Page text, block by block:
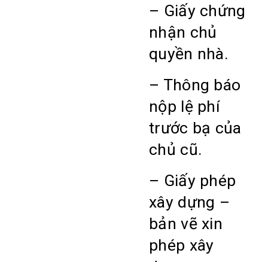
– Giấy chứng
nhận chủ
quyền nhà.
– Thông báo
nộp lệ phí
trước bạ của
chủ cũ.
– Giấy phép
xây dựng –
bản vẽ xin
phép xây